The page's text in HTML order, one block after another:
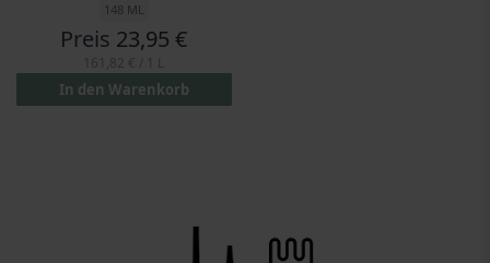
148 ML
Preis 23,95 €
In den Warenkorb